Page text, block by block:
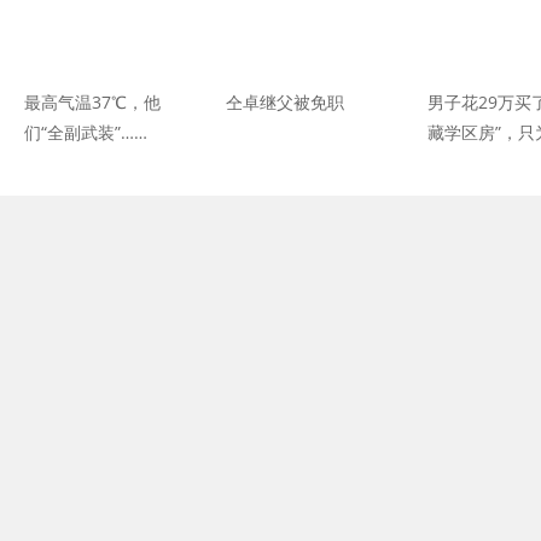
最高气温37℃，他
们“全副武装”……
仝卓继父被免职
男子花29万买
藏学区房”，只